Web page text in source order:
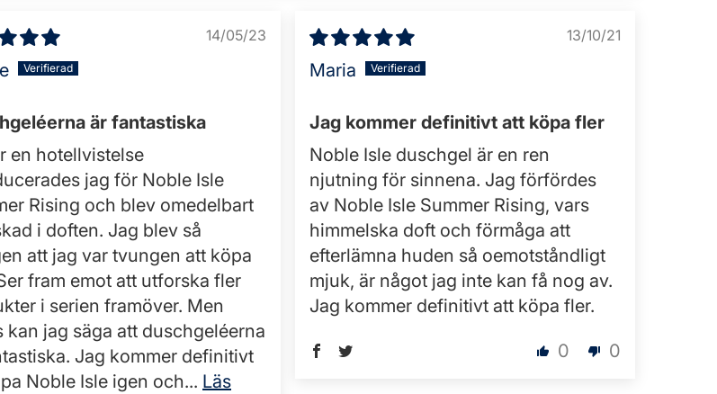
14/05/23
är fantastiska
en hotellvistelse
jag för Noble Isle
Rising och blev omedelbart
i doften. Jag blev så
att jag var tvungen att köpa
fram emot att utforska fler
i serien framöver. Men
kan jag säga att duschgeléerna
Jag kommer definitivt
Noble Isle igen och... Läs
13/10/21
Maria
Jag kommer definitivt att köpa fler
Noble Isle duschgel är en ren
njutning för sinnena. Jag förfördes
av Noble Isle Summer Rising, vars
himmelska doft och förmåga att
efterlämna huden så oemotståndligt
mjuk, är något jag inte kan få nog av.
Jag kommer definitivt att köpa fler.
0 0